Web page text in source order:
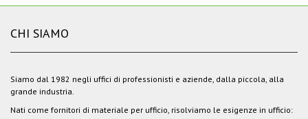
CHI SIAMO
Siamo dal 1982 negli uffici di professionisti e aziende, dalla piccola, alla
grande industria.
Nati come fornitori di materiale per ufficio, risolviamo le esigenze in ufficio: